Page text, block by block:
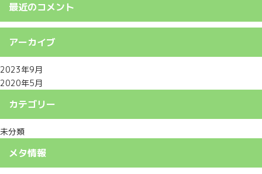
最近のコメント
アーカイブ
2023年9月
2020年5月
カテゴリー
未分類
メタ情報